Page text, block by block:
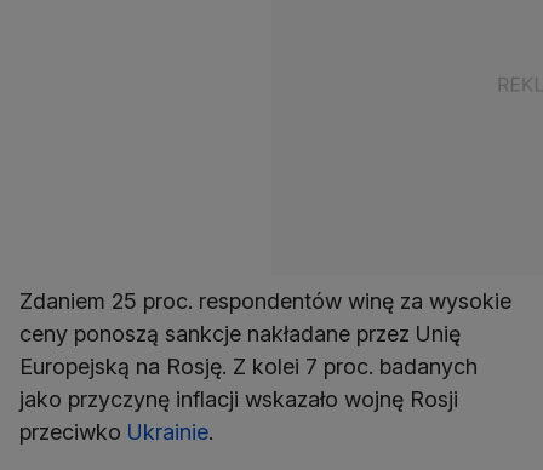
Zdaniem 25 proc. respondentów winę za wysokie
ceny ponoszą sankcje nakładane przez Unię
Europejską na Rosję. Z kolei 7 proc. badanych
jako przyczynę inflacji wskazało wojnę Rosji
przeciwko Ukrainie